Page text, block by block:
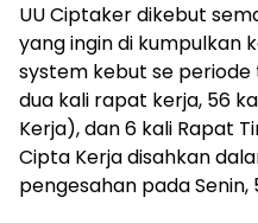
UU Ciptaker dikebut
yang ingin di kumpulkan
system kebut se
dua kali rapat kerja, 56
Kerja), dan 6 kali Rapat
Cipta Kerja disahkan
pengesahan pada Senin,